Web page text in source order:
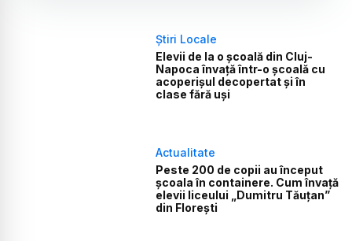
Știri Locale
Elevii de la o școală din Cluj-
Napoca învață într-o școală cu
acoperișul decopertat și în
clase fără uși
Actualitate
Peste 200 de copii au început
școala în containere. Cum învață
elevii liceului „Dumitru Tăuțan”
din Florești